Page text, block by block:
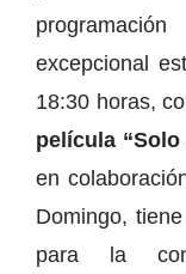
excepcional
18:30 horas,
película “Solo
en
Domingo,
para la